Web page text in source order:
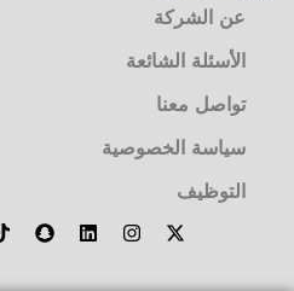
عن الشركة
الأسئلة الشائعة
تواصل معنا
سياسة الخصوصية
التوظيف